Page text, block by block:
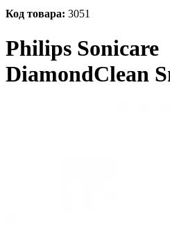
Код товара: 3051
Philips Sonicare
DiamondClean